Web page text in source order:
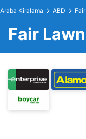
Araba Kiralama ABD
Fair